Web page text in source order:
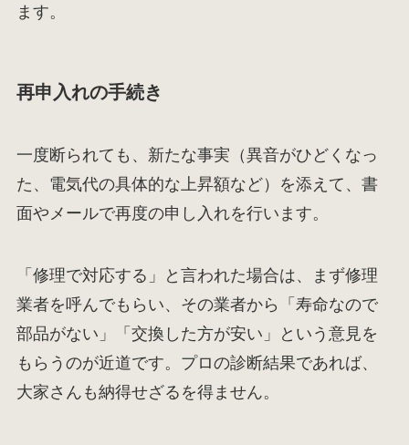
ます。
再申入れの手続き
一度断られても、新たな事実（異音がひどくなっ
た、電気代の具体的な上昇額など）を添えて、書
面やメールで再度の申し入れを行います。
「修理で対応する」と言われた場合は、まず修理
業者を呼んでもらい、その業者から「寿命なので
部品がない」「交換した方が安い」という意見を
もらうのが近道です。プロの診断結果であれば、
大家さんも納得せざるを得ません。